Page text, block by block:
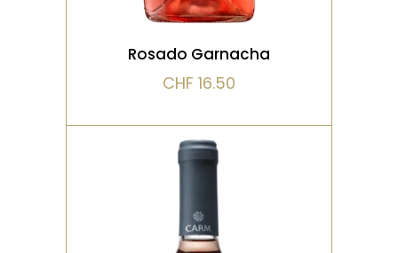
Rosado Garnacha
CHF 16.50